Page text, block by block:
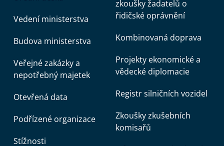
Vedení ministerstva
Budova ministerstva
Veřejné zakázky a
nepotřebný majetek
Otevřená data
Podřízené organizace
Stížnosti
zkoušky žadatelů o
řidičské oprávnění
Kombinovaná doprava
Projekty ekonomické a
vědecké diplomacie
Registr silničních vozidel
Zkoušky zkušebních
komisařů